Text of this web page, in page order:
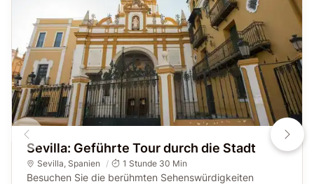
Sevilla: Geführte Tour durch die Stadt
Sevilla Spanien 1 Stunde 30 Min
Besuchen Sie die berühmten Sehenswürdigkeiten